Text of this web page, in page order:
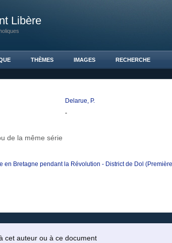
Libère
THÈMES IMAGES RECHERCHE
Delarue, P.
-
de la même série
en Bretagne pendant la Révolution - District de Dol
cet auteur ou à ce document